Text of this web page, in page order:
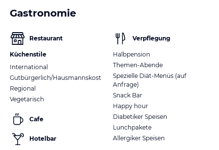
Gastronomie
Restaurant
Küchenstile
International
Gutbürgerlich/Hausmannskost
Regional
Vegetarisch
Cafe
Hotelbar
Verpflegung
Halbpension
Themen-Abende
Spezielle Diät-Menüs (auf
Anfrage)
Snack Bar
Happy hour
Diabetiker Speisen
Lunchpakete
Allergiker Speisen